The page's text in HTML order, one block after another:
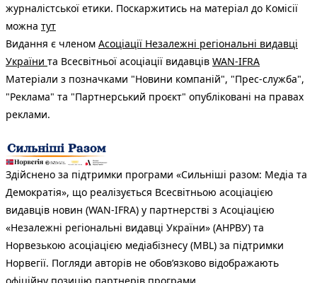
журналістської етики. Поскаржитись на матеріал до Комісії
можна тут
Видання є членом Асоціації Незалежні регіональні видавці
України та Всесвітньої асоціації видавців WAN-IFRA
Матеріали з позначками "Новини компаній", "Прес-служба",
"Реклама" та "Партнерський проєкт" опубліковані на правах
реклами.
Здійснено за підтримки програми «Сильніші разом: Медіа та
Демократія», що реалізується Всесвітньою асоціацією
видавців новин (WAN-IFRA) у партнерстві з Асоціацією
«Незалежні регіональні видавці України» (АНРВУ) та
Норвезькою асоціацією медіабізнесу (MBL) за підтримки
Норвегії. Погляди авторів не обов’язково відображають